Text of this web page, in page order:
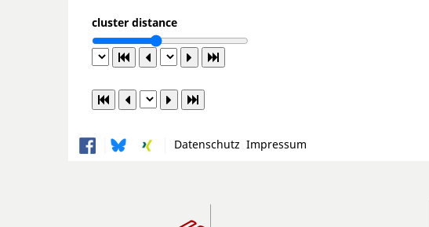
cluster distance
Datenschutz Impressum